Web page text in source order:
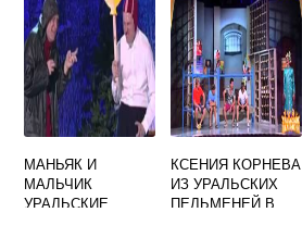
МАНЬЯК И
МАЛЬЧИК
УРАЛЬСКИЕ
КСЕНИЯ КОРНЕВА
ИЗ УРАЛЬСКИХ
ПЕЛЬМЕНЕЙ В